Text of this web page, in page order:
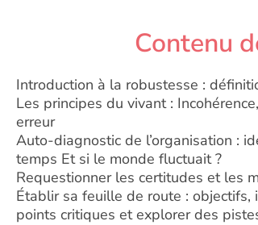
Contenu
Introduction à la robustesse :
Les principes du vivant :
erreur
Auto-diagnostic de l’organisation :
temps Et si le monde fluctuait ?
Requestionner les certitudes et les
Établir sa feuille de route :
points critiques et explorer des